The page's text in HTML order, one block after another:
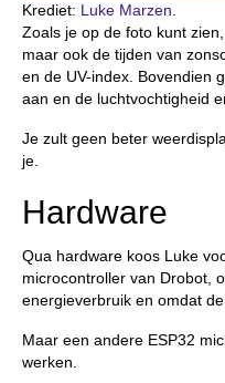
Krediet: Luke Marzen.
Zoals je op de foto kunt
maar ook de tijden van
en de UV-index. Bovendien
aan en de luchtvochtigheid
Je zult geen beter
je.
Hardware
Qua hardware koos Luke
microcontroller van Drobot,
energieverbruik en omdat
Maar een andere ESP32
werken.